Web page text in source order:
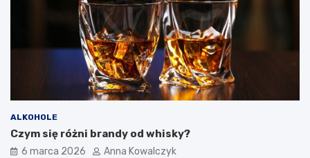
ALKOHOLE
Czym się różni brandy od whisky?
6 marca 2026 Anna Kowalczyk